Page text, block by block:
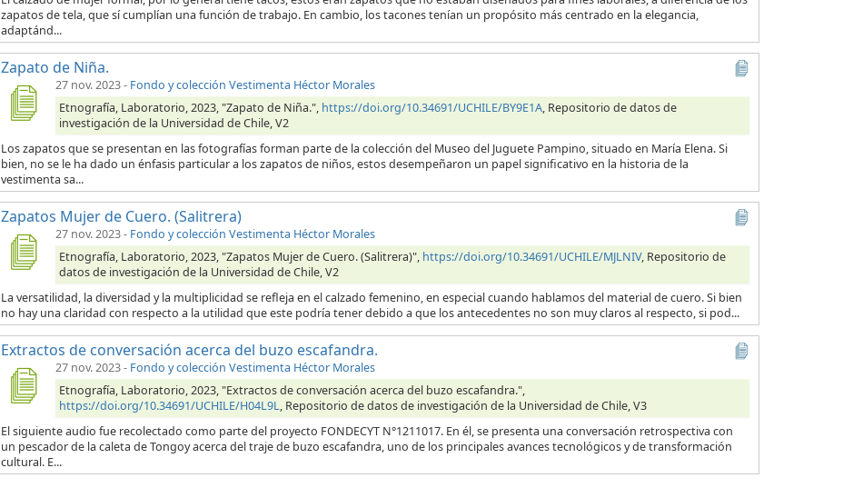
zapatos de tela, que sí cumplían una función de trabajo. En cambio, los tacones tenían un propósito más centrado en la elegancia,
adaptánd...
Zapato de Niña.
27 nov. 2023- Fondo y colección Vestimenta Héctor Morales
Etnografía, Laboratorio, 2023, "Zapato de Niña.", https://doi.org/10.34691/UCHILE/BY9E1A, Repositorio de datos de
investigación de la Universidad de Chile, V2
Los zapatos que se presentan en las fotografías forman parte de la colección del Museo del Juguete Pampino, situado en María Elena. Si
bien, no se le ha dado un énfasis particular a los zapatos de niños, estos desempeñaron un papel significativo en la historia de la
vestimenta sa...
Zapatos Mujer de Cuero. (Salitrera)
27 nov. 2023- Fondo y colección Vestimenta Héctor Morales
Etnografía, Laboratorio, 2023, "Zapatos Mujer de Cuero. (Salitrera)", https://doi.org/10.34691/UCHILE/MJLNIV, Repositorio de
datos de investigación de la Universidad de Chile, V2
La versatilidad, la diversidad y la multiplicidad se refleja en el calzado femenino, en especial cuando hablamos del material de cuero. Si bien
no hay una claridad con respecto a la utilidad que este podría tener debido a que los antecedentes no son muy claros al respecto, si pod...
Extractos de conversación acerca del buzo escafandra.
27 nov. 2023- Fondo y colección Vestimenta Héctor Morales
Etnografía, Laboratorio, 2023, "Extractos de conversación acerca del buzo escafandra.",
https://doi.org/10.34691/UCHILE/H04L9L, Repositorio de datos de investigación de la Universidad de Chile, V3
El siguiente audio fue recolectado como parte del proyecto FONDECYT N°1211017. En él, se presenta una conversación retrospectiva con
un pescador de la caleta de Tongoy acerca del traje de buzo escafandra, uno de los principales avances tecnológicos y de transformación
cultural. E...